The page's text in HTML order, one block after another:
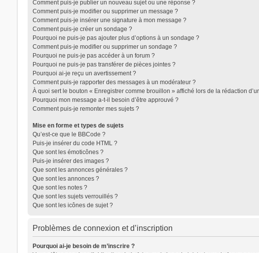
Comment puis-je publier un nouveau sujet ou une réponse ?
Comment puis-je modifier ou supprimer un message ?
Comment puis-je insérer une signature à mon message ?
Comment puis-je créer un sondage ?
Pourquoi ne puis-je pas ajouter plus d’options à un sondage ?
Comment puis-je modifier ou supprimer un sondage ?
Pourquoi ne puis-je pas accéder à un forum ?
Pourquoi ne puis-je pas transférer de pièces jointes ?
Pourquoi ai-je reçu un avertissement ?
Comment puis-je rapporter des messages à un modérateur ?
À quoi sert le bouton « Enregistrer comme brouillon » affiché lors de la rédaction
Pourquoi mon message a-t-il besoin d’être approuvé ?
Comment puis-je remonter mes sujets ?
Mise en forme et types de sujets
Qu’est-ce que le BBCode ?
Puis-je insérer du code HTML ?
Que sont les émoticônes ?
Puis-je insérer des images ?
Que sont les annonces générales ?
Que sont les annonces ?
Que sont les notes ?
Que sont les sujets verrouillés ?
Que sont les icônes de sujet ?
Problèmes de connexion et d’inscription
Pourquoi ai-je besoin de m’inscrire ?